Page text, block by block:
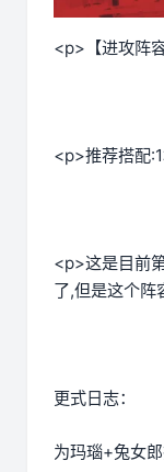
<p>【进攻阵
<p>推荐搭配
<p>这是目前
了,但是这个阵
更式日志：
为玛瑙+兔女